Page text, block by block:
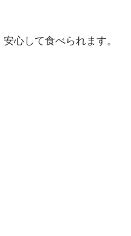
心して食べられます。